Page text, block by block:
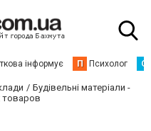
інформує П Психолог С
Будівельні матеріали -